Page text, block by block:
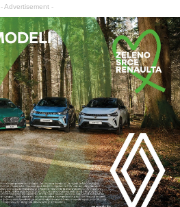
- Advertisement -